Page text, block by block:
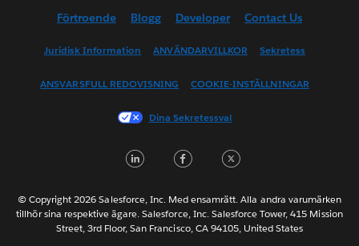
English (UK)
English (US)
Français (Canada)
Français (France)
日本語
Nederlands
Português
Förtroende Blogg Developer Contact Us
Juridisk Information ANVÄNDARVILLKOR Sekretess
ANSVARSFULL REDOVISNING COOKIE-INSTÄLLNINGAR
Dina Sekretessval
LinkedInFacebook
© Copyright 2026 Salesforce, Inc. Med ensamrätt. Alla andra varumärken
tillhör sina respektive ägare. Salesforce, Inc. Salesforce Tower, 415 Mission
Street, 3rd Floor, San Francisco, CA 94105, United States